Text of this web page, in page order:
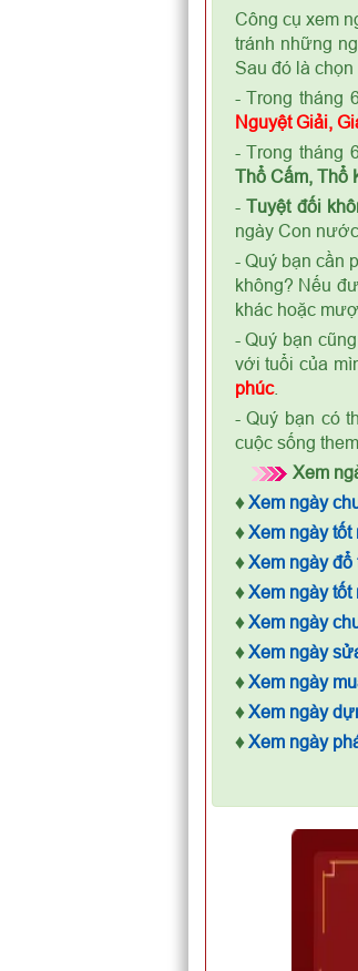
Công cụ xem
tránh những
Sau đó là chọn
- Trong tháng 6
Nguyệt Giải,
- Trong tháng
Thổ Cấm, Thổ
-Tuyệt đối
ngày Con nước,
- Quý bạn cần
không? Nếu
khác hoặc
- Quý bạn
với tuổi của
phúc.
- Quý bạn có
cuộc sống
Xem
♦ Xem ngày
♦ Xem ngày tốt
♦ Xem ngày
♦ Xem ngày tốt
♦ Xem ngày
♦ Xem ngày
♦ Xem ngày
♦ Xem ngày
♦ Xem ngày